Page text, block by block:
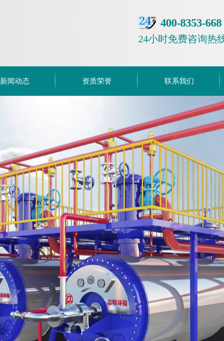
400-8353-668
24小时免费咨询热
新闻动态 资质荣誉 联系我们